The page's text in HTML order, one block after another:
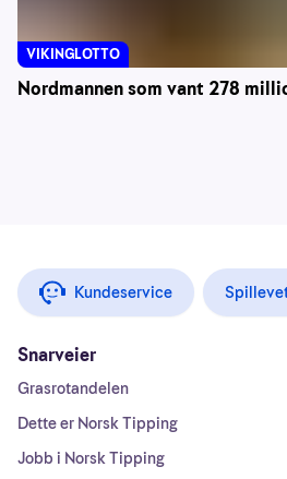
Nordmannen som vant 278
VIKINGLOTTO
Kundeservice
Snarveier
Grasrotandelen
Dette er Norsk Tipping
Jobb i Norsk Tipping